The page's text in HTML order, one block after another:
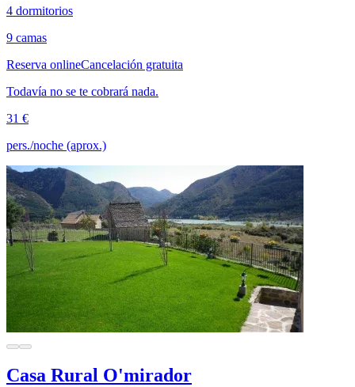
4 dormitorios
9 camas
Reserva onlineCancelación gratuita
Todavía no se te cobrará nada.
31 €
pers./noche (aprox.)
Casa Rural O'mirador